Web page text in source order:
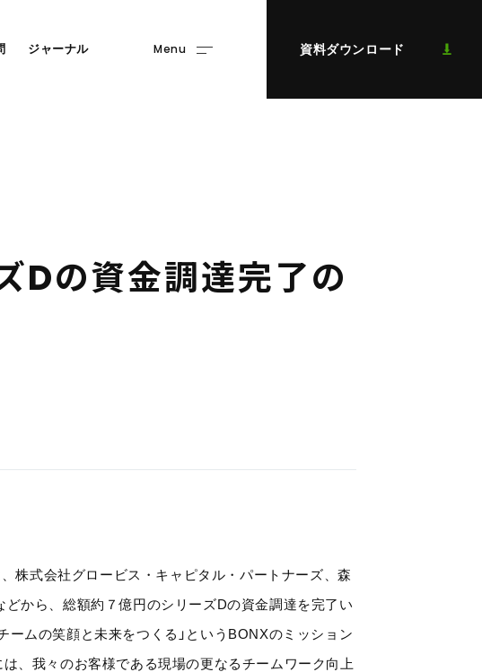
ジャーナル Menu 資料ダウンロード
Dの資金調達完了の
株式会社グロービス・キャピタル・パートナーズ、森
から、総額約７億円のシリーズDの資金調達を完了い
ームの笑顔と未来をつくる」というBONXのミッション
、我々のお客様である現場の更なるチームワーク向上